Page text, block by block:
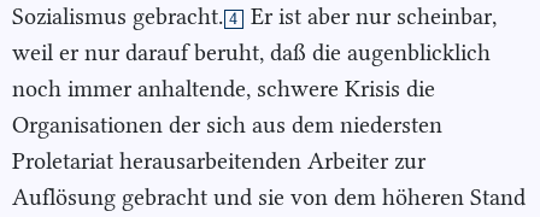
Sozialismus gebracht. 4
Er ist aber nur scheinbar,
weil er nur darauf beruht, daß die augenblicklich
noch immer anhaltende, schwere Krisis die
Organisationen der sich aus dem niedersten
Proletariat herausarbeitenden Arbeiter zur
Auflösung gebracht und sie von dem höheren Stand